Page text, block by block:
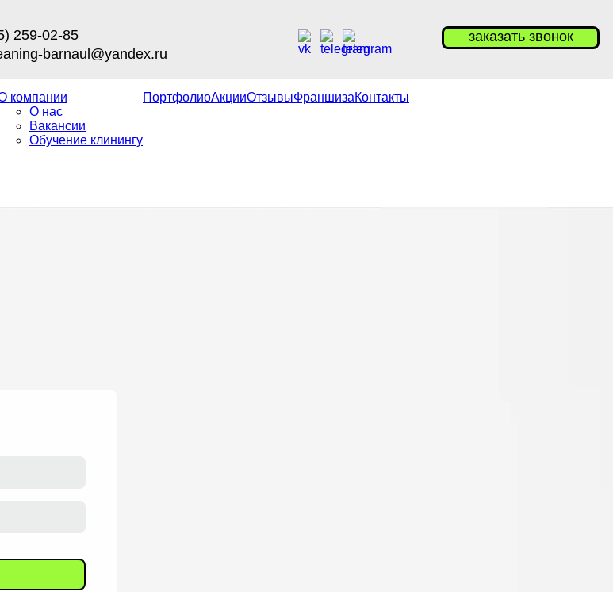
259-02-85
barnaul@yandex.ru
заказать звонок
компании
О нас
Вакансии
Обучение клинингу
ПортфолиоАкцииОтзывыФраншизаКонтакты